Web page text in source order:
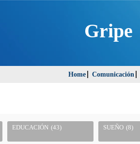
Gripe
Home Comunicación
EDUCACIÓN (43) SUEÑO (8)